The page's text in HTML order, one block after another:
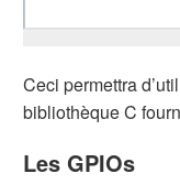
Ceci permettra
bibliothèque C
Les GPIOs